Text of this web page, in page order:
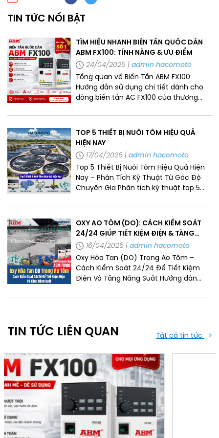
TIN TỨC NỔI BẬT
TÌM HIỂU NHANH BIẾN TẦN QUỐC DÂN
ABM FX100: TÍNH NĂNG & ƯU ĐIỂM
24/04/2026
admin hacomoto
Tổng quan về Biến Tần ABM FX100
Hướng dẫn sử dụng chi tiết dành cho
dòng biến tần AC FX100 của thương
bản cung cấp đầy đủ thông tin từ quy
tắc đặt tên sản phẩm, kích thước lắp
đặt cho đến các biện pháp […]
TOP 5 THIẾT BỊ NUÔI TÔM HIỆU QUẢ
HIỆN NAY
17/04/2026
admin hacomoto
Top 5 Thiết Bị Nuôi Tôm Hiệu Quả Hiện
Nay – Phân Tích Kỹ Thuật Từ Góc Độ
Chuyên Gia Phân tích kỹ thuật top 5
tốc ABM, Quạt thổi khí HAVAT, Máy thổi
khí HAWARA và Máy bơm HAWARA […]
OXY AO TÔM (DO): CÁCH KIỂM SOÁT
24/24 GIÚP TIẾT KIỆM ĐIỆN & TĂNG
NĂNG SUẤT
16/04/2026
admin hacomoto
Oxy Hòa Tan (DO) Trong Ao Tôm –
Cách Kiểm Soát 24/24 Để Tiết Kiệm
Điện Và Tăng Năng Suất Hướng dẫn
24/24 từ chuyên gia – ngưỡng DO
kiệm 30–45% […]
TIN TỨC LIÊN QUAN Tất cả tin tức